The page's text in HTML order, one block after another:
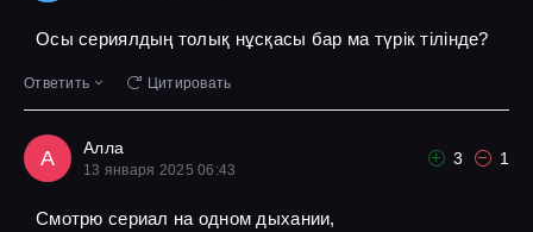
Осы сериялдың толық нұсқасы бар ма түрік тілінде?
Ответить Цитировать
А Алла
13 января 2025 06:43
3 1
Смотрю сериал на одном дыхании,